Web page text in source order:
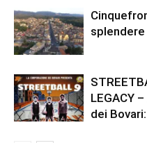
splendere
LEGACY
dei